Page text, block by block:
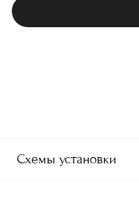
Схемы установки